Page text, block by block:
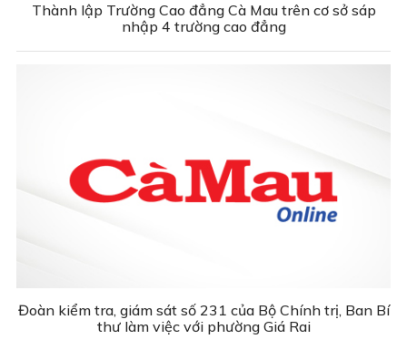
Thành lập Trường Cao đẳng Cà Mau trên cơ sở sáp
nhập 4 trường cao đẳng
Đoàn kiểm tra, giám sát số 231 của Bộ Chính trị, Ban Bí
thư làm việc với phường Giá Rai